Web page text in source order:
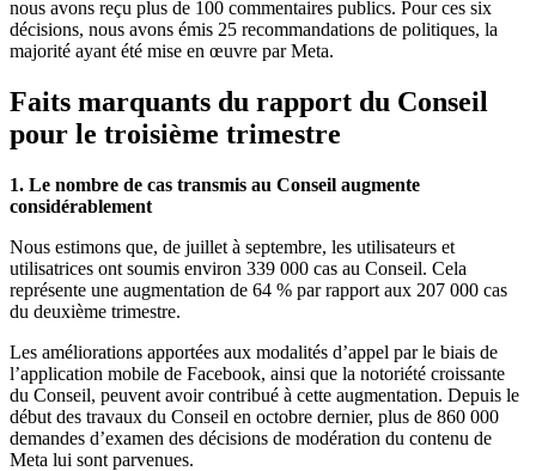
nous avons reçu plus de 100 commentaires publics. Pour ces six
décisions, nous avons émis 25 recommandations de politiques, la
majorité ayant été mise en œuvre par Meta.
Faits marquants du rapport du Conseil
pour le troisième trimestre
1. Le nombre de cas transmis au Conseil augmente
considérablement
Nous estimons que, de juillet à septembre, les utilisateurs et
utilisatrices ont soumis environ 339 000 cas au Conseil. Cela
représente une augmentation de 64 % par rapport aux 207 000 cas
du deuxième trimestre.
Les améliorations apportées aux modalités d’appel par le biais de
l’application mobile de Facebook, ainsi que la notoriété croissante
du Conseil, peuvent avoir contribué à cette augmentation. Depuis le
début des travaux du Conseil en octobre dernier, plus de 860 000
demandes d’examen des décisions de modération du contenu de
Meta lui sont parvenues.